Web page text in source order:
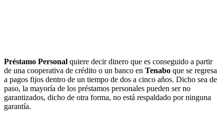
Préstamo Personal quiere decir dinero que es conseguido a partir
de una cooperativa de crédito o un banco en Tenabo que se regresa
a pagos fijos dentro de un tiempo de dos a cinco años. Dicho sea de
paso, la mayoría de los préstamos personales pueden ser no
garantizados, dicho de otra forma, no está respaldado por ninguna
garantía.